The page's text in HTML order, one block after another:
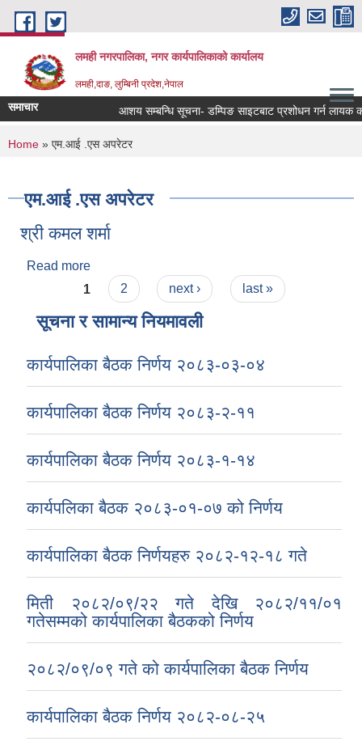
Skip to main content
लमही नगरपालिका, नगर कार्यपालिकाको कार्यालय
लमही,दाङ, लुम्बिनी प्रदेश,नेपाल
समाचार आशय सम्बन्धि सूचना- डम्पिङ साइटबाट प्रशोधन गर्न लायक
You are here
Home » एम.आई .एस अपरेटर
एम.आई .एस अपरेटर
श्री कमल शर्मा
Read more
Pages
1 2 next › last »
सूचना र सामान्य नियमावली
कार्यपालिका बैठक निर्णय २०८३-०३-०४
कार्यपालिका बैठक निर्णय २०८३-२-११
कार्यपालिका बैठक निर्णय २०८३-१-१४
कार्यपलिका बैठक २०८३-०१-०७ को निर्णय
कार्यपालिका बैठक निर्णयहरु २०८२-१२-१८ गते
मिती २०८२/०९/२२ गते देखि २०८२/११/०१
गतेसम्मको कार्यपालिका बैठकको निर्णय
२०८२/०९/०९ गते को कार्यपालिका बैठक निर्णय
कार्यपालिका बैठक निर्णय २०८२-०८-२५